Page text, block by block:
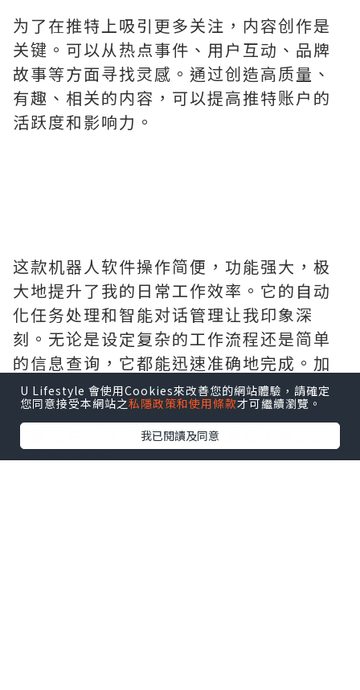
为了在推特上吸引更多关注，内容创作是
关键。可以从热点事件、用户互动、品牌
故事等方面寻找灵感。通过创造高质量、
有趣、相关的内容，可以提高推特账户的
活跃度和影响力。
这款机器人软件操作简便，功能强大，极
大地提升了我的日常工作效率。它的自动
化任务处理和智能对话管理让我印象深
刻。无论是设定复杂的工作流程还是简单
的信息查询，它都能迅速准确地完成。加
上出色的客户支持，使得使用体验非常愉
快，是提升生产力的得力助手。一直用的
这家软件，服务好，售后有保证，需要的
拿去吧,官网http://www.vst.tw
U Lifestyle 會使用Cookies來改善您的網站體驗，請確定
您同意接受本網站之私隱政策和使用條款才可繼續瀏覽。
我已閱讀及同意